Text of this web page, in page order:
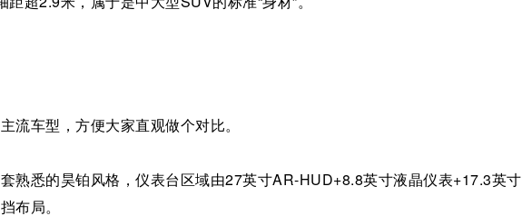
流车型，方便大家直观做个对比。
熟悉的昊铂风格，仪表台区域由27英寸AR-HUD+8.8英寸液晶仪表+17.3英寸
布局。